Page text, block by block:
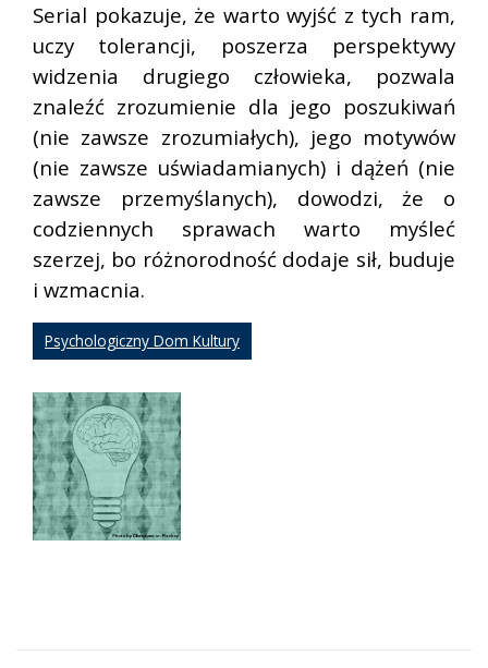
Serial pokazuje, że warto wyjść z tych ram,
uczy tolerancji, poszerza perspektywy
widzenia drugiego człowieka, pozwala
znaleźć zrozumienie dla jego poszukiwań
(nie zawsze zrozumiałych), jego motywów
(nie zawsze uświadamianych) i dążeń (nie
zawsze przemyślanych), dowodzi, że o
codziennych sprawach warto myśleć
szerzej, bo różnorodność dodaje sił, buduje
i wzmacnia.
Psychologiczny Dom Kultury